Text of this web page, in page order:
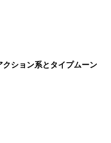
クション系とタイプムーン